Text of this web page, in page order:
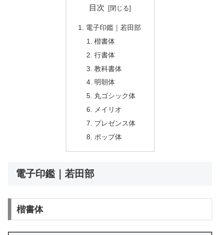
目次
電子印鑑｜若田部
楷書体
行書体
教科書体
明朝体
丸ゴシック体
メイリオ
プレゼンス体
ポップ体
電子印鑑｜若田部
楷書体